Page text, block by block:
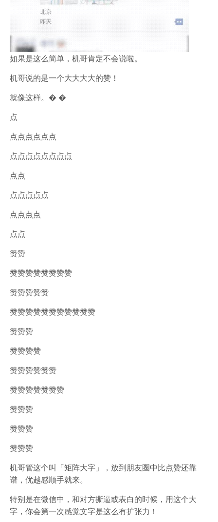
如果是这么简单，机哥肯定不会说啦。
机哥说的是一个大大大大的赞！
就像这样。� �
点
点点点点点点
点点点点点点点点
点点
点点点点点
点点点点
点点
赞赞
赞赞赞赞赞赞赞赞
赞赞赞赞赞
赞赞赞赞赞赞赞赞赞赞赞
赞赞赞
赞赞赞赞
赞赞赞赞赞赞
赞赞赞赞赞赞赞
赞赞赞
赞赞赞
赞赞赞
机哥管这个叫「矩阵大字」，放到朋友圈中比点赞还靠
谱，优越感顺手就来。
特别是在微信中，和对方撕逼或表白的时候，用这个大
字，你会第一次感觉文字是这么有扩张力！